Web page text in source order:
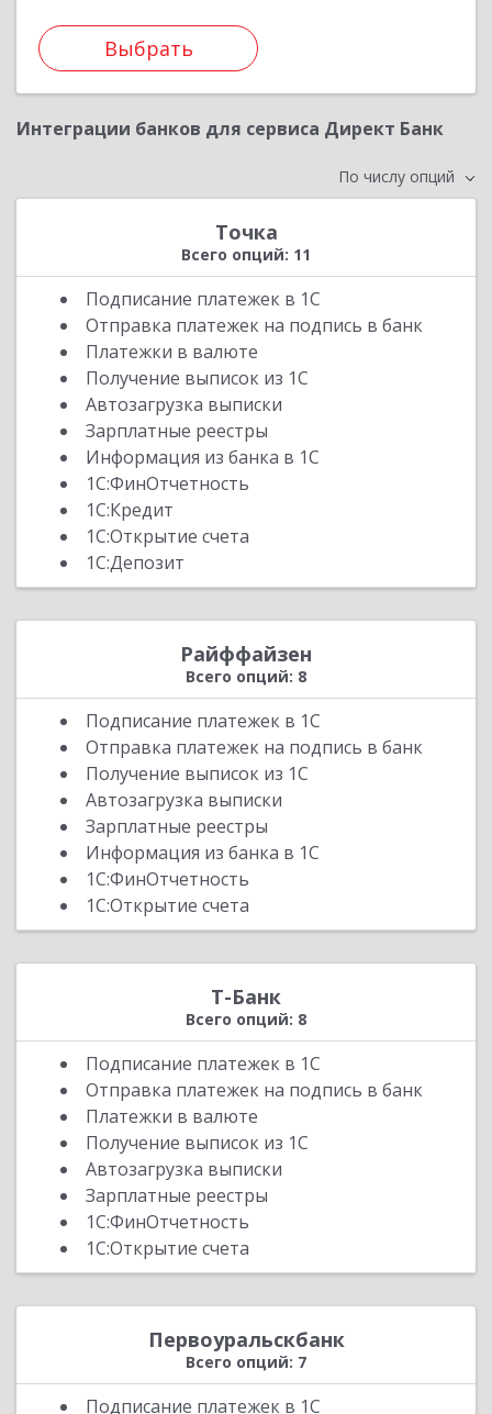
Интеграции банков для сервиса Директ Банк
По числу опций
Точка
Всего опций: 11
Подписание платежек в 1С
Отправка платежек на подпись в банк
Платежки в валюте
Получение выписок из 1С
Автозагрузка выписки
Зарплатные реестры
Информация из банка в 1С
1С:ФинОтчетность
1С:Кредит
1С:Открытие счета
1С:Депозит
Райффайзен
Всего опций: 8
Подписание платежек в 1С
Отправка платежек на подпись в банк
Получение выписок из 1С
Автозагрузка выписки
Зарплатные реестры
Информация из банка в 1С
1С:ФинОтчетность
1С:Открытие счета
Т-Банк
Всего опций: 8
Подписание платежек в 1С
Отправка платежек на подпись в банк
Платежки в валюте
Получение выписок из 1С
Автозагрузка выписки
Зарплатные реестры
1С:ФинОтчетность
1С:Открытие счета
Первоуральскбанк
Всего опций: 7
Подписание платежек в 1С
МОСКОМБАНК
Первоуральскбанк
Петерб. соц. комм. банк (ПСКБ)
Приморье
Прио-Внешторгбанк
Промсвязьбанк
Простобанк
РНКБ
Райффайзен
Россельхозбанк РСХБ
Россия АБ
СДМ
СЕВЕРГАЗБАНК
СКБ Приморья Примсоцбанк
Совкомбанк
Стройлесбанк
Сургутнефтегазбанк СНГБ
Т-Банк
Точка
Уралсиб
Уральский банк реконструкции и развития
УБРиР
Хлынов
Челябинвестбанк
Энерготрансбанк
Выбрать